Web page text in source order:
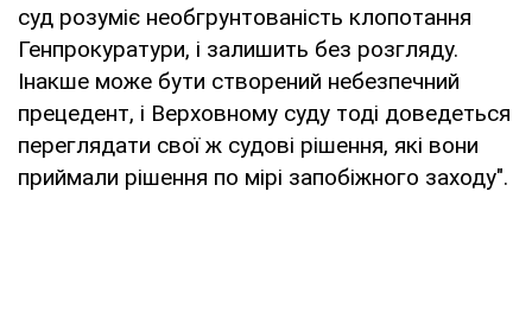
суд розуміє необгрунтованість клопотання
Генпрокуратури, і залишить без розгляду.
Інакше може бути створений небезпечний
прецедент, і Верховному суду тоді доведеться
переглядати свої ж судові рішення, які вони
приймали рішення по мірі запобіжного заходу".